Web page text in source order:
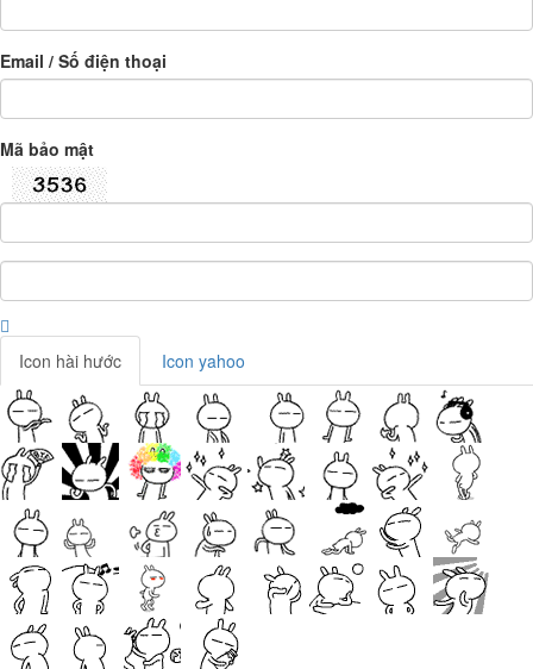
Email / Số điện thoại
Mã bảo mật
Icon hài hước Icon yahoo